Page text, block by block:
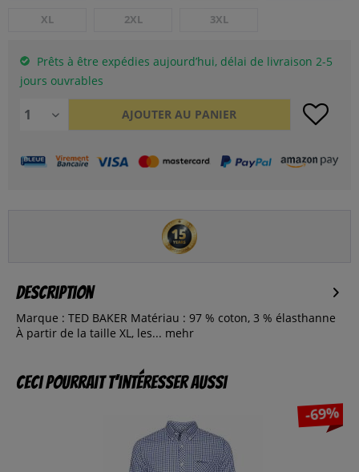
XL 2XL 3XL
Prêts à être expédies aujourd’hui, délai de livraison 2-5
jours ouvrables
AJOUTER AU PANIER
Description
Marque : TED BAKER Matériau : 97 % coton, 3 % élasthanne
À partir de la taille XL, les... mehr
Ceci pourrait t’intéresser aussi
-69%